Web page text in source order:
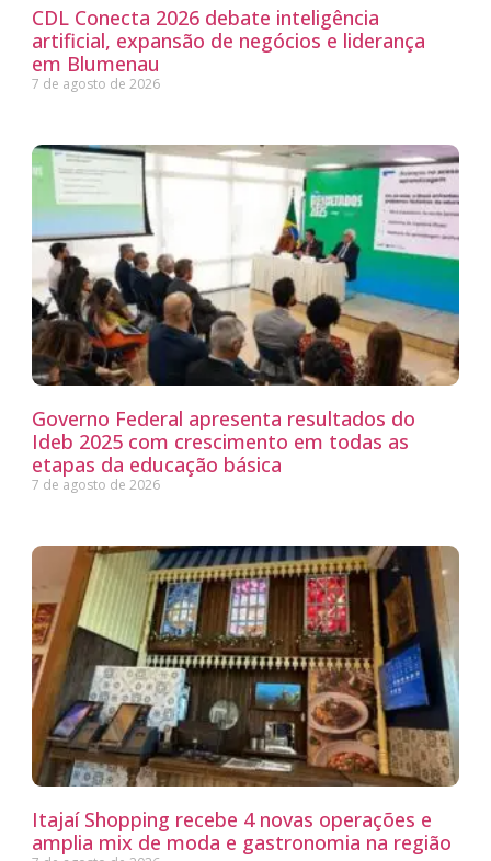
CDL Conecta 2026 debate inteligência
artificial, expansão de negócios e liderança
em Blumenau
7 de agosto de 2026
Governo Federal apresenta resultados do
Ideb 2025 com crescimento em todas as
etapas da educação básica
7 de agosto de 2026
Itajaí Shopping recebe 4 novas operações e
amplia mix de moda e gastronomia na região